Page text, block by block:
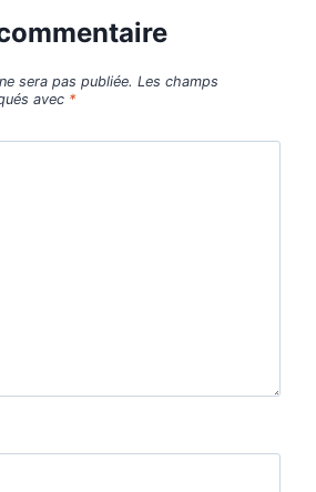
sera pas publiée. Les champs
avec *